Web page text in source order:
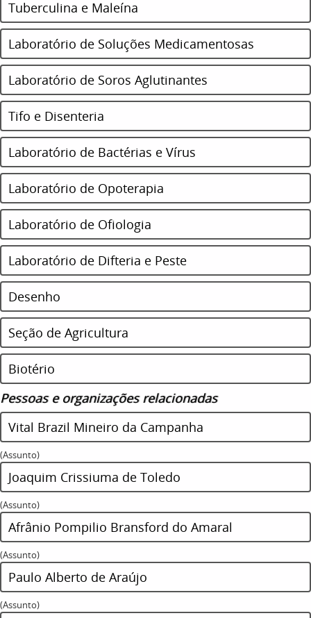
Tuberculina e Maleína
Laboratório de Soluções Medicamentosas
Laboratório de Soros Aglutinantes
Tifo e Disenteria
Laboratório de Bactérias e Vírus
Laboratório de Opoterapia
Laboratório de Ofiologia
Laboratório de Difteria e Peste
Desenho
Seção de Agricultura
Biotério
Pessoas e organizações relacionadas
Vital Brazil Mineiro da Campanha
(Assunto)
Joaquim Crissiuma de Toledo
(Assunto)
Afrânio Pompilio Bransford do Amaral
(Assunto)
Paulo Alberto de Araújo
(Assunto)